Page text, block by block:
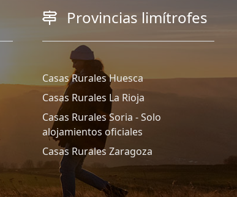
Provincias limítrofes
Casas Rurales Huesca
Casas Rurales La Rioja
Casas Rurales Soria - Solo
alojamientos oficiales
Casas Rurales Zaragoza